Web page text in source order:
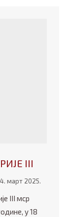
III
4. март 2025.
III мср
у 18